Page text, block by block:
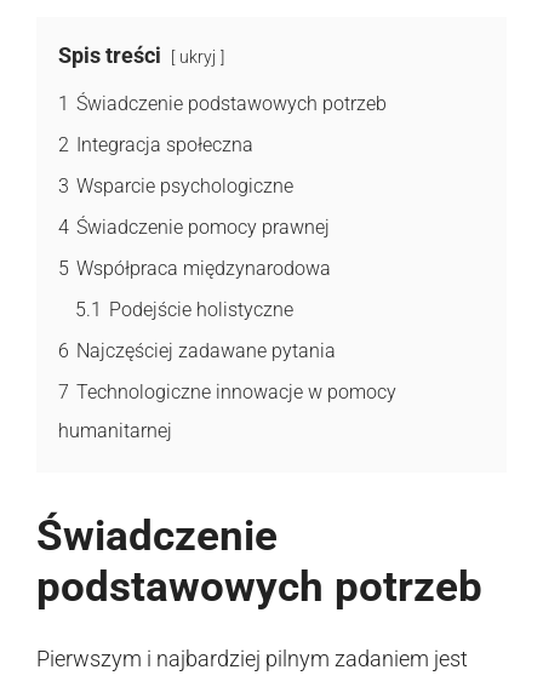
Spis treści ukryj
1 Świadczenie podstawowych potrzeb
2 Integracja społeczna
3 Wsparcie psychologiczne
4 Świadczenie pomocy prawnej
5 Współpraca międzynarodowa
5.1 Podejście holistyczne
6 Najczęściej zadawane pytania
7 Technologiczne innowacje w pomocy
humanitarnej
Świadczenie
podstawowych potrzeb
Pierwszym i najbardziej pilnym zadaniem jest